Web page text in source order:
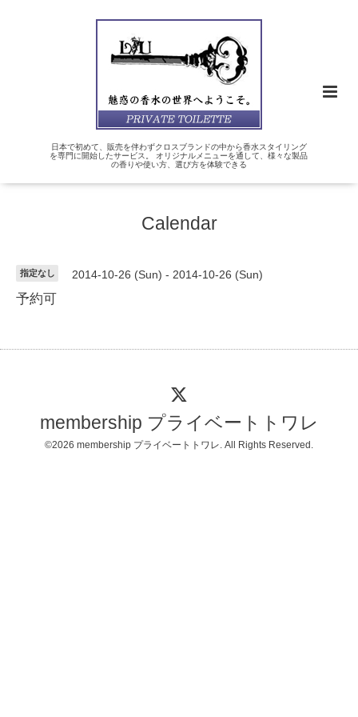
日本で初めて、販売を伴わずクロスブランドの中から香水スタイリング
を専門に開始したサービス。 オリジナルメニューを通して、様々な製品
の香りや使い方、選び方を体験できる
Calendar
指定なし 2014-10-26 (Sun) - 2014-10-26 (Sun)
予約可
membership プライベートトワレ
©2026 membership プライベートトワレ. All Rights Reserved.